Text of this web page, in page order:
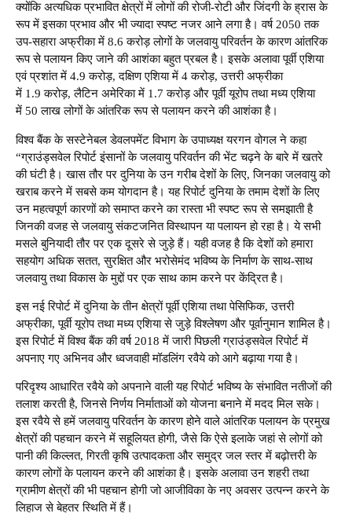
क्योंकि अत्यधिक प्रभावित क्षेत्रों में लोगों की रोजी-रोटी और जिंदगी के ह्रास के
रूप में इसका प्रभाव और भी ज्यादा स्पष्ट नजर आने लगा है। वर्ष 2050 तक
उप-सहारा अफ्रीका में 8.6 करोड़ लोगों के जलवायु परिवर्तन के कारण आंतरिक
रूप से पलायन किए जाने की आशंका बहुत प्रबल है। इसके अलावा पूर्वी एशिया
एवं प्रशांत में 4.9 करोड़, दक्षिण एशिया में 4 करोड़, उत्तरी अफ्रीका
में 1.9 करोड़, लैटिन अमेरिका में 1.7 करोड़ और पूर्वी यूरोप तथा मध्य एशिया
में 50 लाख लोगों के आंतरिक रूप से पलायन करने की आशंका है।
विश्व बैंक के सस्टेनेबल डेवलपमेंट विभाग के उपाध्यक्ष यरगन वोगल ने कहा
“ग्राउंड्सवेल रिपोर्ट इंसानों के जलवायु परिवर्तन की भेंट चढ़ने के बारे में खतरे
की घंटी है। खास तौर पर दुनिया के उन गरीब देशों के लिए, जिनका जलवायु को
खराब करने में सबसे कम योगदान है। यह रिपोर्ट दुनिया के तमाम देशों के लिए
उन महत्वपूर्ण कारणों को समाप्त करने का रास्ता भी स्पष्ट रूप से समझाती है
जिनकी वजह से जलवायु संकटजनित विस्थापन या पलायन हो रहा है। ये सभी
मसले बुनियादी तौर पर एक दूसरे से जुड़े हैं। यही वजह है कि देशों को हमारा
सहयोग अधिक सतत, सुरक्षित और भरोसेमंद भविष्य के निर्माण के साथ-साथ
जलवायु तथा विकास के मुद्दों पर एक साथ काम करने पर केंद्रित है।
इस नई रिपोर्ट में दुनिया के तीन क्षेत्रों पूर्वी एशिया तथा पेसिफिक, उत्तरी
अफ्रीका, पूर्वी यूरोप तथा मध्य एशिया से जुड़े विश्लेषण और पूर्वानुमान शामिल है।
इस रिपोर्ट में विश्व बैंक की वर्ष 2018 में जारी पिछली ग्राउंड्सवेल रिपोर्ट में
अपनाए गए अभिनव और ध्वजवाही मॉडलिंग रवैये को आगे बढ़ाया गया है।
परिदृश्य आधारित रवैये को अपनाने वाली यह रिपोर्ट भविष्य के संभावित नतीजों की
तलाश करती है, जिनसे निर्णय निर्माताओं को योजना बनाने में मदद मिल सके।
इस रवैये से हमें जलवायु परिवर्तन के कारण होने वाले आंतरिक पलायन के प्रमुख
क्षेत्रों की पहचान करने में सहूलियत होगी, जैसे कि ऐसे इलाके जहां से लोगों को
पानी की किल्लत, गिरती कृषि उत्पादकता और समुद्र जल स्तर में बढ़ोत्तरी के
कारण लोगों के पलायन करने की आशंका है। इसके अलावा उन शहरी तथा
ग्रामीण क्षेत्रों की भी पहचान होगी जो आजीविका के नए अवसर उत्पन्न करने के
लिहाज से बेहतर स्थिति में हैं।